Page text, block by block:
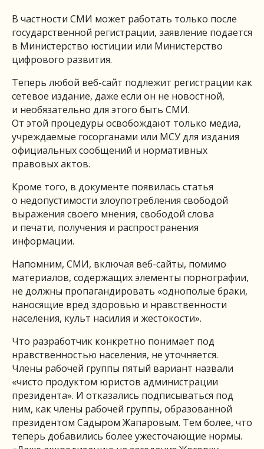
В частности СМИ может работать только после
государственной регистрации, заявление подается
в Министерство юстиции или Министерство
цифрового развития.
Теперь любой веб-сайт подлежит регистрации как
сетевое издание, даже если он не новостной,
и необязательно для этого быть СМИ.
От этой процедуры освобождают только медиа,
учреждаемые госорганами или МСУ для издания
официальных сообщений и нормативных
правовых актов.
Кроме того, в документе появилась статья
о недопустимости злоупотребления свободой
выражения своего мнения, свободой слова
и печати, получения и распространения
информации.
Напомним, СМИ, включая веб-сайты, помимо
материалов, содержащих элементы порнографии,
не должны пропагандировать «однополые браки,
наносящие вред здоровью и нравственности
населения, культ насилия и жестокости».
Что разработчик конкретно понимает под
нравственностью населения, не уточняется.
Члены рабочей группы пятый вариант назвали
«чисто продуктом юристов администрации
президента». И отказались подписываться под
ним, как члены рабочей группы, образованной
президентом Садыром Жапаровым. Тем более, что
теперь добавились более ужесточающие нормы.